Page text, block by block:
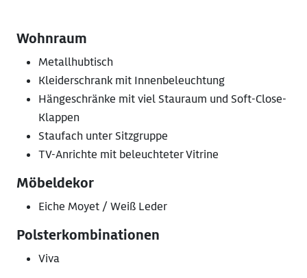
Wohnraum
Metallhubtisch
Kleiderschrank mit Innenbeleuchtung
Hängeschränke mit viel Stauraum und Soft-Close-
Klappen
Staufach unter Sitzgruppe
TV-Anrichte mit beleuchteter Vitrine
Möbeldekor
Eiche Moyet / Weiß Leder
Polsterkombinationen
Viva